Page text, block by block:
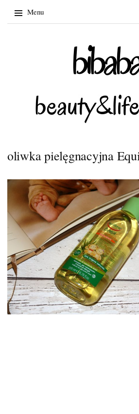
Menu
oliwka pielęgnacyjna